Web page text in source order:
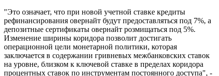
"Это означает, что при новой учетной ставке кредиты
рефинансирования овернайт будут предоставляться под 7%, а
депозитные сертификаты овернайт розмищаться под 5%.
Изменение ширины коридора позволит достигать
операционной цели монетарной политики, которая
заключается в содержании гривневых межбанковских ставок
на уровне, близком к ключевой ставке в пределах коридора
процентных ставок по инструментам постоянного доступа", -